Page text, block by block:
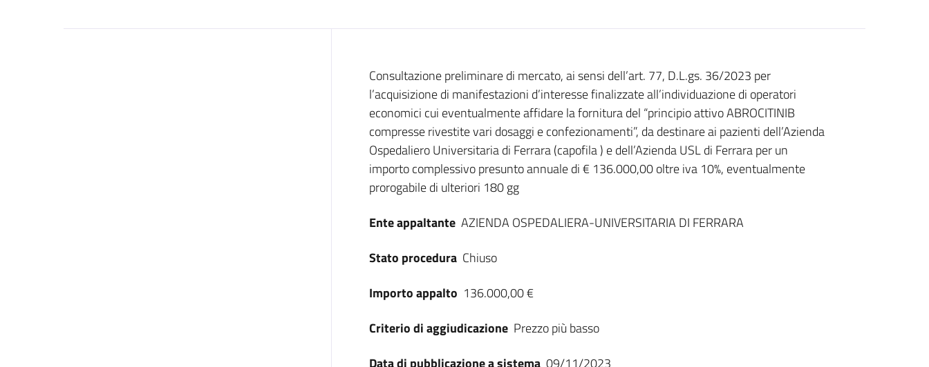
Dati del bando
Consultazione preliminare di mercato, ai sensi dell’art. 77, D.L.gs. 36/2023 per
l’acquisizione di manifestazioni d’interesse finalizzate all’individuazione di operatori
economici cui eventualmente affidare la fornitura del “principio attivo ABROCITINIB
compresse rivestite vari dosaggi e confezionamenti”, da destinare ai pazienti dell’Azienda
Ospedaliero Universitaria di Ferrara (capofila ) e dell’Azienda USL di Ferrara per un
importo complessivo presunto annuale di € 136.000,00 oltre iva 10%, eventualmente
prorogabile di ulteriori 180 gg
Ente appaltante AZIENDA OSPEDALIERA-UNIVERSITARIA DI FERRARA
Stato procedura Chiuso
Importo appalto 136.000,00 €
Criterio di aggiudicazione Prezzo più basso
Data di pubblicazione a sistema 09/11/2023